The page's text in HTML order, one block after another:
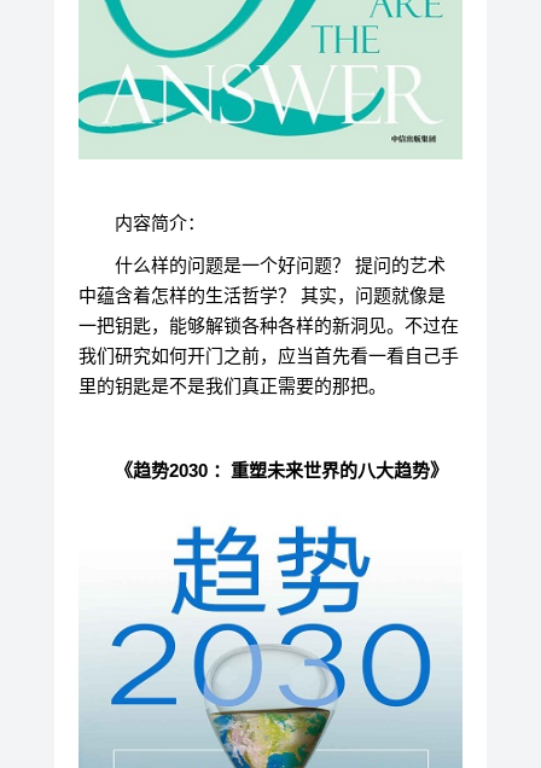
内容简介：
什么样的问题是一个好问题？ 提问的艺术
中蕴含着怎样的生活哲学？ 其实，问题就像是
一把钥匙，能够解锁各种各样的新洞见。不过在
我们研究如何开门之前，应当首先看一看自己手
里的钥匙是不是我们真正需要的那把。
《趋势2030 ：重塑未来世界的八大趋势》